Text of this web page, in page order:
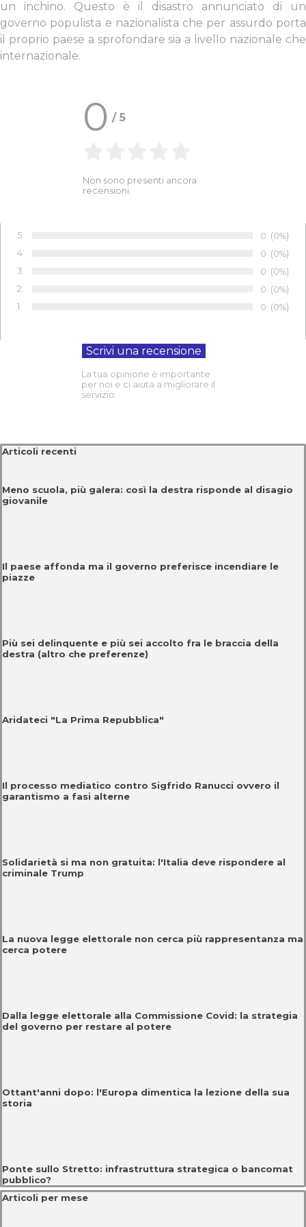
un inchino. Questo è il disastro annunciato di un
governo populista e nazionalista che per assurdo porta
il proprio paese a sprofondare sia a livello nazionale che
internazionale.
0 /5
Non sono presenti ancora
recensioni.
5 Numero
0 (0%)
4 Numero
0 (0%)
3 Numero
0 (0%)
2 Numero
0 (0%)
1 Numero
0 (0%)
La tua opinione è importante
per noi e ci aiuta a migliorare il
servizio.
Salta blocco Articoli recenti
Articoli recenti
Meno scuola, più galera: così la destra risponde al disagio
giovanile
Il paese affonda ma il governo preferisce incendiare le
piazze
Più sei delinquente e più sei accolto fra le braccia della
destra (altro che preferenze)
Aridateci "La Prima Repubblica"
Il processo mediatico contro Sigfrido Ranucci ovvero il
garantismo a fasi alterne
Solidarietà si ma non gratuita: l'Italia deve rispondere al
criminale Trump
La nuova legge elettorale non cerca più rappresentanza ma
cerca potere
Dalla legge elettorale alla Commissione Covid: la strategia
del governo per restare al potere
Ottant'anni dopo: l'Europa dimentica la lezione della sua
storia
Ponte sullo Stretto: infrastruttura strategica o bancomat
pubblico?
Salta blocco Articoli per mese
Articoli per mese